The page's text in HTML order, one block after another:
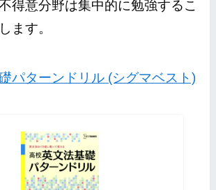
得意分野は集中的に勉強するこ
ます。
パターンドリル (シグマベスト)